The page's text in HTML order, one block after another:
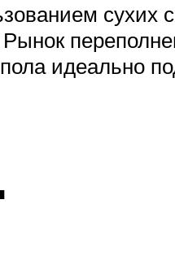
сухих